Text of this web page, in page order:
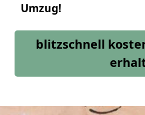
Umzug!
blitzschnell